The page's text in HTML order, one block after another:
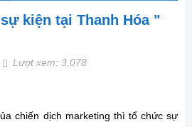
kiện tại Thanh Hóa "
Lượt xem: 3,078
chiến dịch marketing thì tổ chức sự